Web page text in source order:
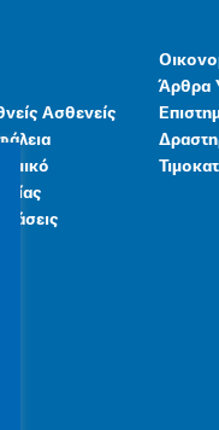
Ασθενείς
Άρθρα